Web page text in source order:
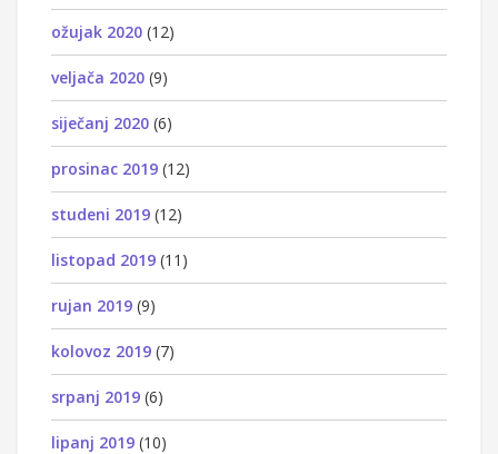
ožujak 2020 (12)
veljača 2020 (9)
siječanj 2020 (6)
prosinac 2019 (12)
studeni 2019 (12)
listopad 2019 (11)
rujan 2019 (9)
kolovoz 2019 (7)
srpanj 2019 (6)
lipanj 2019 (10)